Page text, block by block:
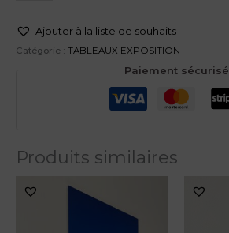
Ajouter à la liste de souhaits
Catégorie :TABLEAUX EXPOSITION
Paiement sécurisé
Produits similaires